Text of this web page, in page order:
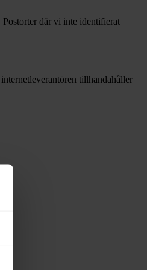
där vi inte identifierat
tillhandahåller